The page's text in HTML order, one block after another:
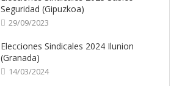
Seguridad (Gipuzkoa)
29/09/2023
Elecciones Sindicales 2024 Ilunion
(Granada)
14/03/2024